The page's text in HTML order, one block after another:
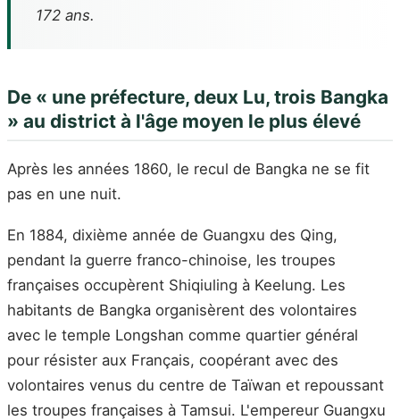
172 ans.
De « une préfecture, deux Lu, trois Bangka
» au district à l'âge moyen le plus élevé
Après les années 1860, le recul de Bangka ne se fit
pas en une nuit.
En 1884, dixième année de Guangxu des Qing,
pendant la guerre franco-chinoise, les troupes
françaises occupèrent Shiqiuling à Keelung. Les
habitants de Bangka organisèrent des volontaires
avec le temple Longshan comme quartier général
pour résister aux Français, coopérant avec des
volontaires venus du centre de Taïwan et repoussant
les troupes françaises à Tamsui. L'empereur Guangxu